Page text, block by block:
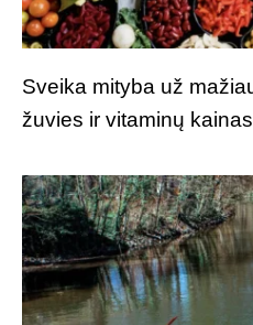
Sveika mityba už
žuvies ir vitaminų